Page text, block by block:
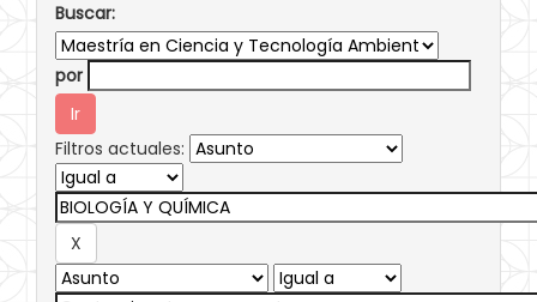
Buscar:
por
Filtros actuales: